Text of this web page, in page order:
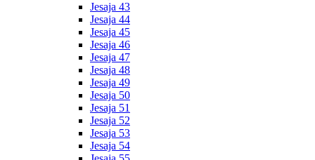
Jesaja 43
Jesaja 44
Jesaja 45
Jesaja 46
Jesaja 47
Jesaja 48
Jesaja 49
Jesaja 50
Jesaja 51
Jesaja 52
Jesaja 53
Jesaja 54